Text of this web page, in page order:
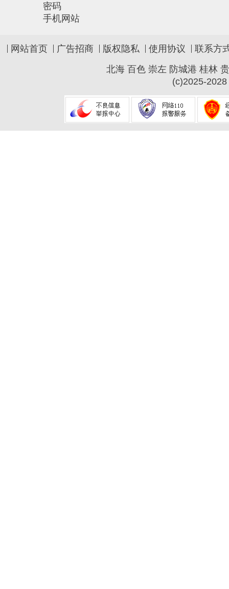
密码
手机网站
网站首页 广告招商 版权隐私 使用协议
联系方
北海 百色 崇左 防城港 桂林
(c)2025-